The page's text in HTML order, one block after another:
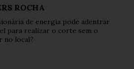
ROCHA
de energia pode adentrar
para realizar o corte sem o
no local?